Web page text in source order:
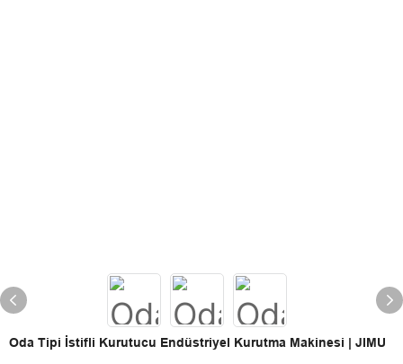
Oda Tipi İstifli Kurutucu Endüstriyel Kurutma Makinesi | JIMU